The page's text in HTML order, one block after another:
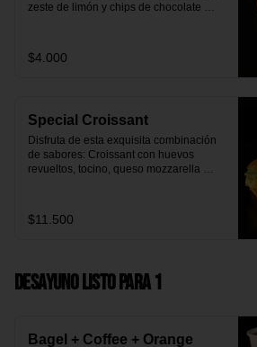
zeste de limón y chips de chocolate
desayuno dulce y equilibrado.
$4.000
Special Croissant
Disfruta de esta exquisita combinación
de sabores: Croissant con huevos
revueltos, tocino, queso mozzarella
$11.500
Desayuno Listo para 1
Bagel + Coffee + Orange